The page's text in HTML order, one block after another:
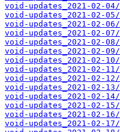
void-updates_2021-02-04/
void-updates_2021-02-05/
void-updates_2021-02-06/
void-updates_2021-02-07/
void-updates_2021-02-08/
void-updates_2021-02-09/
void-updates_2021-02-10/
void-updates_2021-02-11/
void-updates_2021-02-12/
void-updates_2021-02-13/
void-updates_2021-02-14/
void-updates_2021-02-15/
void-updates_2021-02-16/
void-updates_2021-02-17/